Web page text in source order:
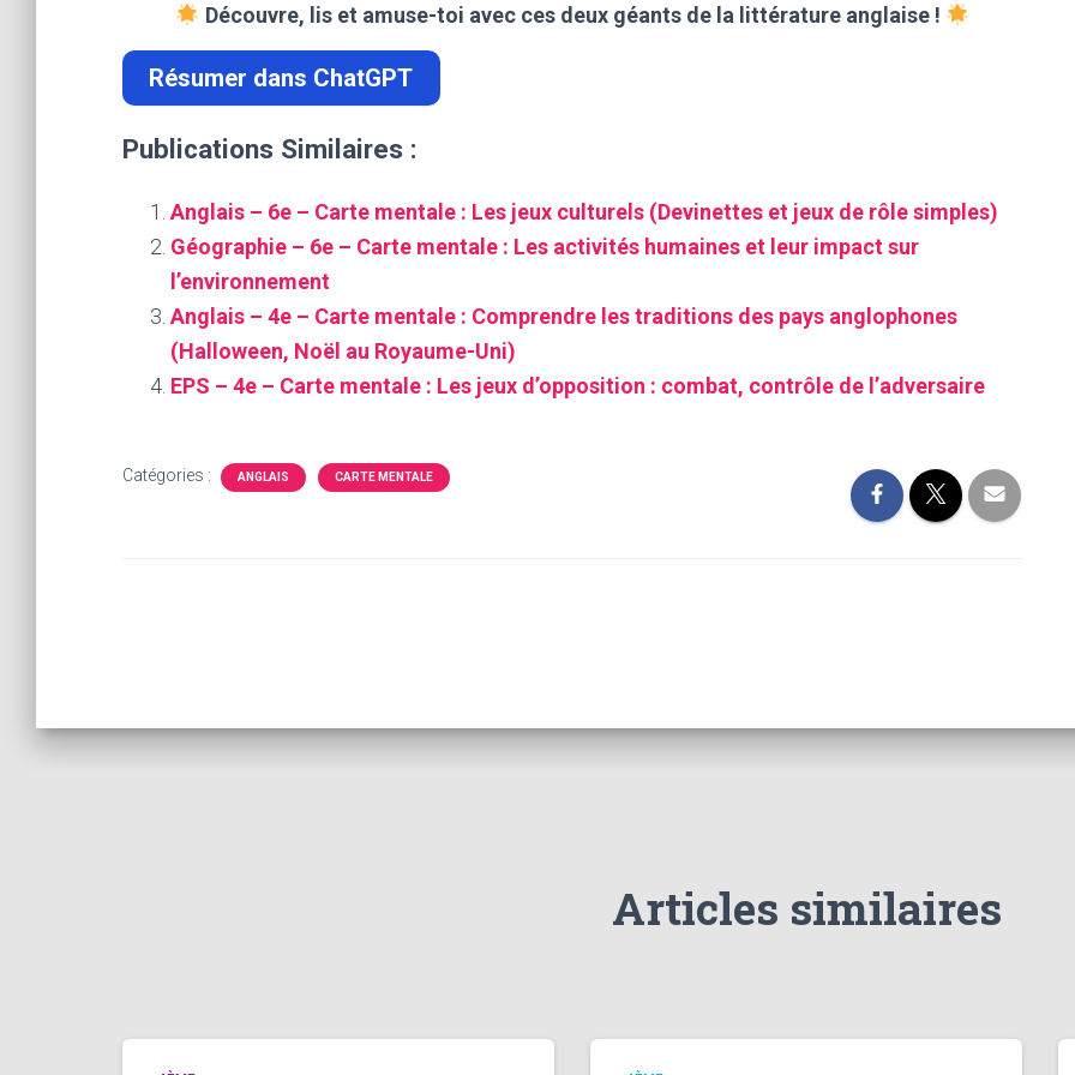
Découvre, lis et amuse-toi avec ces deux géants de la littérature anglaise !
Résumer dans ChatGPT
Publications Similaires :
Anglais – 6e – Carte mentale : Les jeux culturels (Devinettes et jeux de rôle simples)
Géographie – 6e – Carte mentale : Les activités humaines et leur impact sur
l’environnement
Anglais – 4e – Carte mentale : Comprendre les traditions des pays anglophones
(Halloween, Noël au Royaume-Uni)
EPS – 4e – Carte mentale : Les jeux d’opposition : combat, contrôle de l’adversaire
Catégories : ANGLAIS CARTE MENTALE
Articles similaires